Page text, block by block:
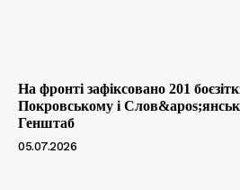
На фронті зафіксовано 201
Покровському і
Генштаб
05.07.2026